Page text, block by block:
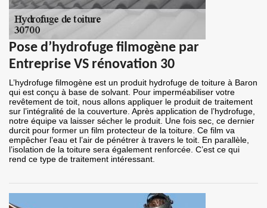
Pose d’hydrofuge filmogène par
Entreprise VS rénovation 30
L’hydrofuge filmogène est un produit hydrofuge de toiture à Baron
qui est conçu à base de solvant. Pour imperméabiliser votre
revêtement de toit, nous allons appliquer le produit de traitement
sur l’intégralité de la couverture. Après application de l’hydrofuge,
notre équipe va laisser sécher le produit. Une fois sec, ce dernier
durcit pour former un film protecteur de la toiture. Ce film va
empêcher l’eau et l’air de pénétrer à travers le toit. En parallèle,
l’isolation de la toiture sera également renforcée. C’est ce qui
rend ce type de traitement intéressant.